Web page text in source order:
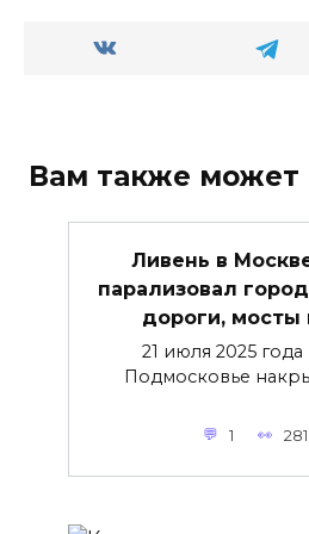
Вам также может
Ливень в
парализовал
дороги, мосты
21 июля 2025
Подмосковье
1 281